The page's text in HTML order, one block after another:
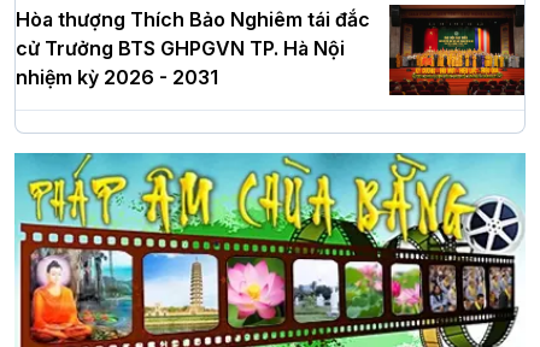
Hòa thượng Thích Bảo Nghiêm tái đắc
cử Trưởng BTS GHPGVN TP. Hà Nội
nhiệm kỳ 2026 - 2031
Hà Nội: Long trọng lễ khởi công xây
dựng Trung tâm văn hóa Phật giáo Thủ
đô
Hà Nội: Ngày tu học cuối cùng khép lại
khóa sinh hoạt Phật pháp mùa hè lần